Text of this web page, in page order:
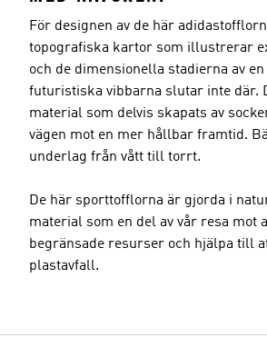
För designen av de här
topografiska kartor som illustrerar
och de dimensionella stadierna av
futuristiska vibbarna slutar inte där.
material som delvis skapats av
vägen mot en mer hållbar framtid.
underlag från vått till torrt.
De här sporttofflorna är gjorda i
material som en del av vår resa mot
begränsade resurser och hjälpa till
plastavfall.